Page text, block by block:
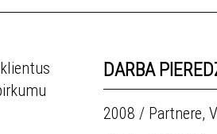
DARBA
2008 / Partnere,